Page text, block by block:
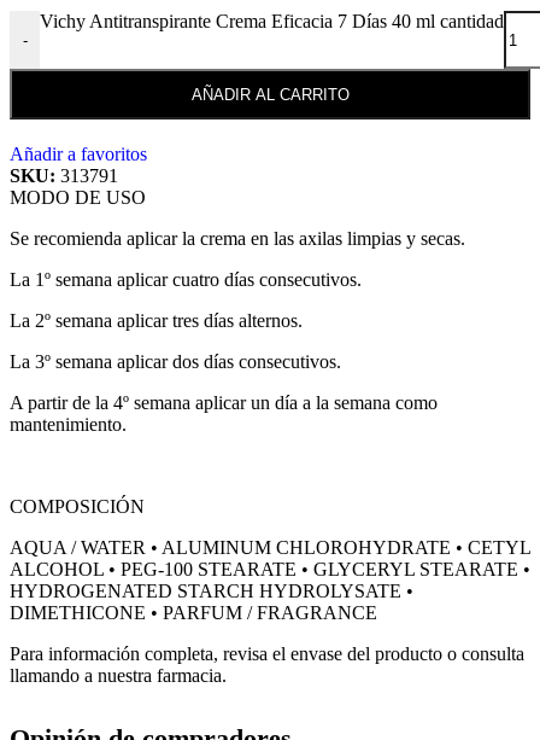
-
Vichy Antitranspirante Crema Eficacia 7 Días 40 ml cantidad
AÑADIR AL CARRITO
Añadir a favoritos
SKU: 313791
MODO DE USO
Se recomienda aplicar la crema en las axilas limpias y secas.
La 1º semana aplicar cuatro días consecutivos.
La 2º semana aplicar tres días alternos.
La 3º semana aplicar dos días consecutivos.
A partir de la 4º semana aplicar un día a la semana como
mantenimiento.
COMPOSICIÓN
AQUA / WATER • ALUMINUM CHLOROHYDRATE • CETYL
ALCOHOL • PEG-100 STEARATE • GLYCERYL STEARATE •
HYDROGENATED STARCH HYDROLYSATE •
DIMETHICONE • PARFUM / FRAGRANCE
Para información completa, revisa el envase del producto o consulta
llamando a nuestra farmacia.